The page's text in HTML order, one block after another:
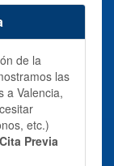
de la
las
a Valencia,
etc.)
Cita Previa